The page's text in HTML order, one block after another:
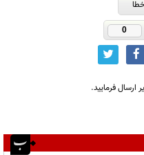
0
ارسال فرمایید.